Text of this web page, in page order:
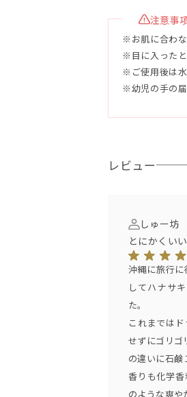
●容量 120g
●使用目安
未開封2年、開
マシ油）水、グ
水酸化クロム
【 HY（エイチワ
新里英之さん
(Key&Vo)2000年
2003年セカン
のオリコンチャ
ーに。以来、
注意事
※お肌に合わ
※目に入った
※ご使用後は
※幼児の手の
レビュー
しゅー坊
とにかくいい
沖縄に旅行
してハナサ
た。
これまでは
せずにゴリゴ
の違いに石鹸
香りも化学
のような爽や